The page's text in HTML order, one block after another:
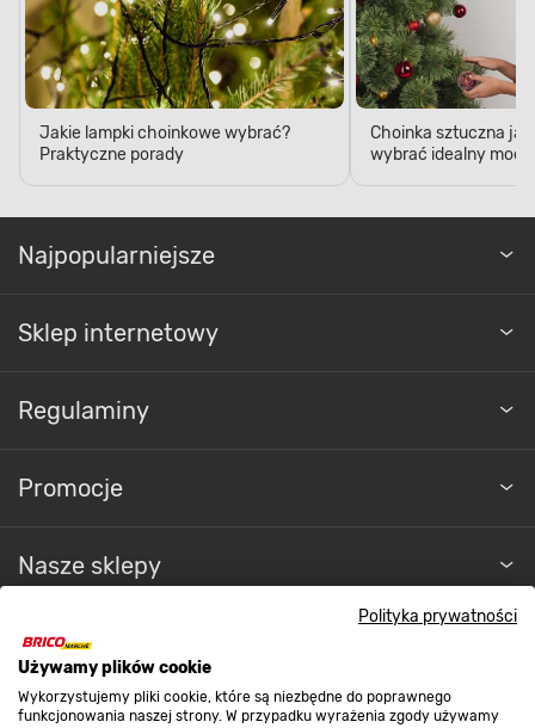
Polityka prywatności
Używamy plików cookie
Wykorzystujemy pliki cookie, które są niezbędne do poprawnego
funkcjonowania naszej strony. W przypadku wyrażenia zgody używamy
Jakie lampki choinkowe wybrać?
Praktyczne porady
Choinka sztuczna
wybrać idealny
Najpopularniejsze
Sklep internetowy
Regulaminy
Promocje
Nasze sklepy
O nas
Kontakt do sklepu